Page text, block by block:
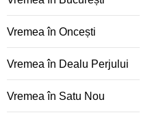
Vremea în Oncești
Vremea în Dealu Perjului
Vremea în Satu Nou